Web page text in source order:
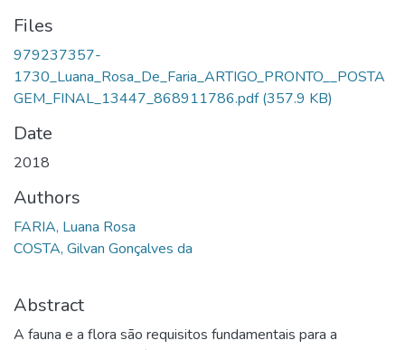
Files
979237357-
1730_Luana_Rosa_De_Faria_ARTIGO_PRONTO__POSTA
GEM_FINAL_13447_868911786.pdf(357.9 KB)
Date
2018
Authors
FARIA, Luana Rosa
COSTA, Gilvan Gonçalves da
Abstract
A fauna e a flora são requisitos fundamentais para a